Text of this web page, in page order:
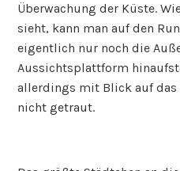
Überwachung der Küste.
sieht, kann man auf den
eigentlich nur noch die
Aussichtsplattform
allerdings mit Blick auf das
nicht getraut.